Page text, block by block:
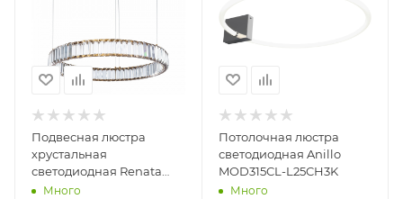
Подвесная люстра
хрустальная
светодиодная Renata
1135/17 SP-36
Много
Потолочная люстра
светодиодная Anillo
MOD315CL-L25CH3K
Много